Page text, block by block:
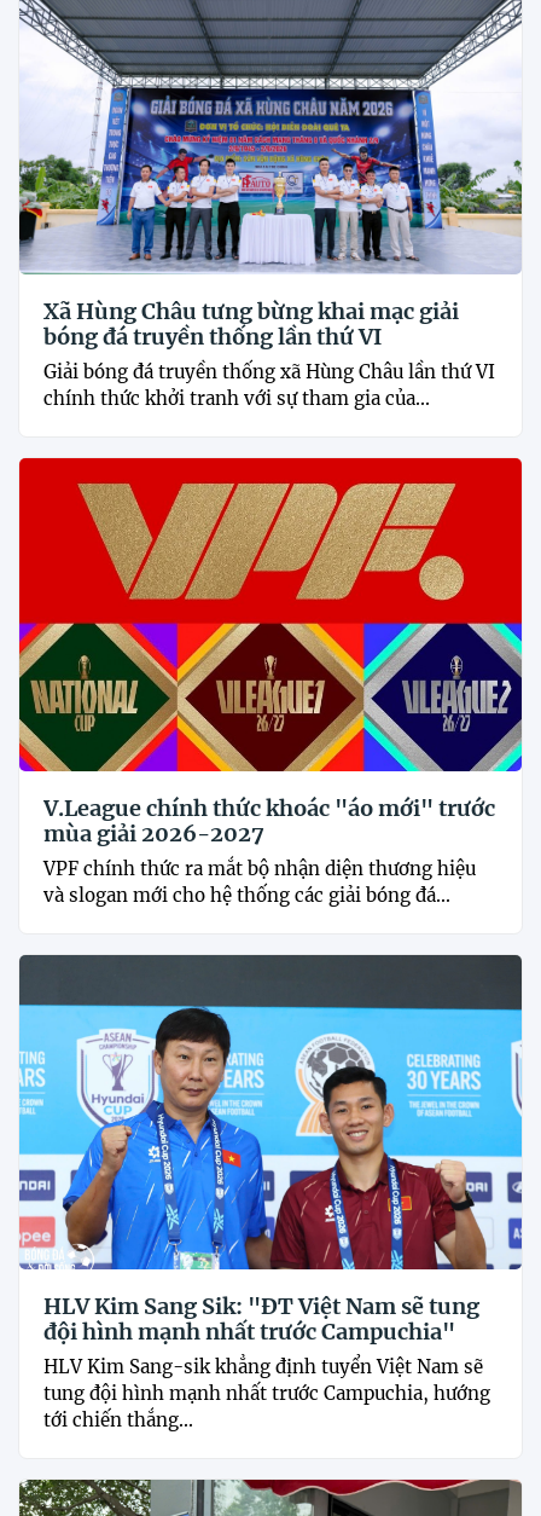
Xã Hùng Châu tưng bừng khai mạc giải
bóng đá truyền thống lần thứ VI
Giải bóng đá truyền thống xã Hùng Châu lần thứ VI
chính thức khởi tranh với sự tham gia của...
V.League chính thức khoác "áo mới" trước
mùa giải 2026-2027
VPF chính thức ra mắt bộ nhận diện thương hiệu
và slogan mới cho hệ thống các giải bóng đá...
HLV Kim Sang Sik: "ĐT Việt Nam sẽ tung
đội hình mạnh nhất trước Campuchia"
HLV Kim Sang-sik khẳng định tuyển Việt Nam sẽ
tung đội hình mạnh nhất trước Campuchia, hướng
tới chiến thắng...